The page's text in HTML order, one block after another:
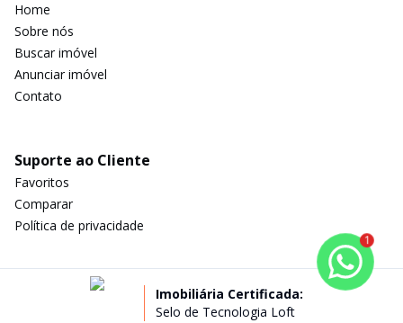
Home
Sobre nós
Buscar imóvel
Anunciar imóvel
Contato
Suporte ao Cliente
Favoritos
Comparar
Política de privacidade
Imobiliária Certificada:
Selo de Tecnologia Loft
1